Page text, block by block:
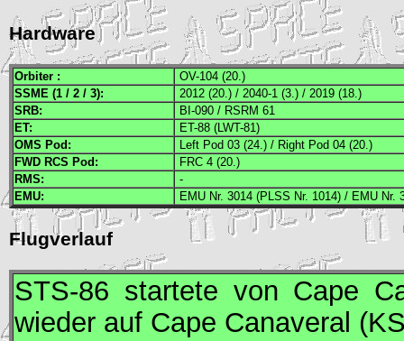
Hardware
Orbiter :
OV-104 (20.)
SSME (1 / 2 / 3):
2012 (20.) / 2040-1 (3.) / 2019 (18.)
SRB:
BI-090 / RSRM 61
ET:
ET-88 (LWT-81)
OMS Pod:
Left Pod 03 (24.) / Right Pod 04 (20.)
FWD RCS Pod:
FRC 4 (20.)
RMS:
-
EMU: EMU Nr. 3014 (PLSS Nr. 1014) / EMU Nr.
Flugverlauf
STS-86 startete von Cape
wieder auf Cape Canaveral (